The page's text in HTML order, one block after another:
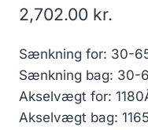
2,702.00 kr.
Sænkning for: 30-
Sænkning bag: 30-
Akselvægt for:
Akselvægt bag: